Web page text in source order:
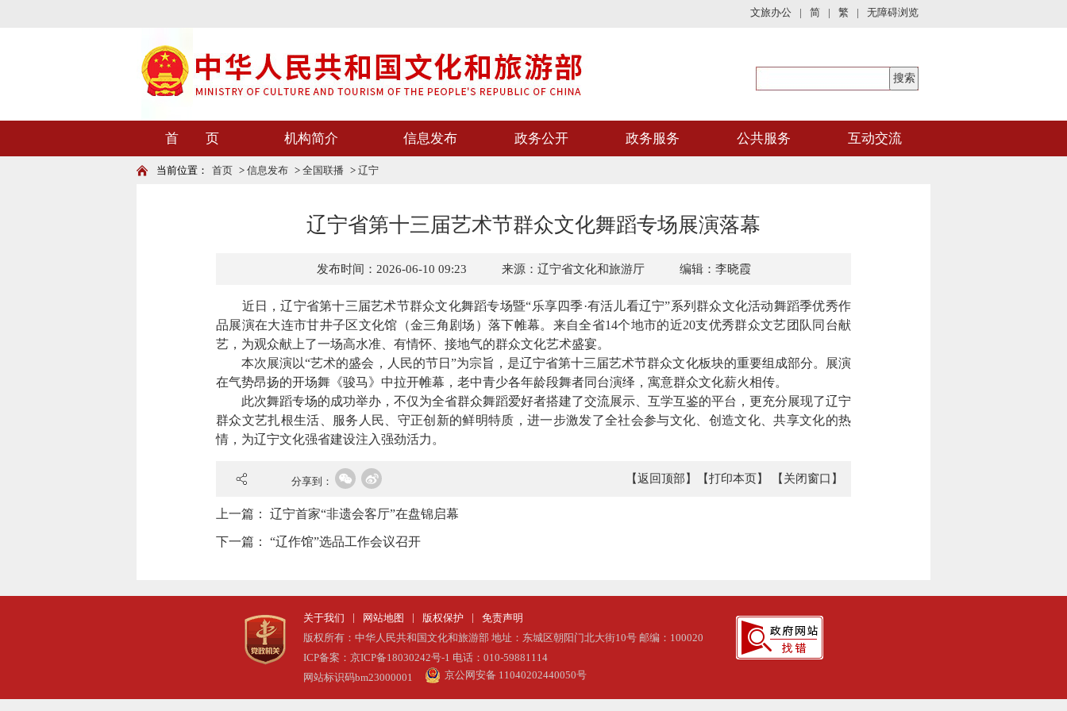
文旅办公 | 简 | 繁 | 无障碍浏览
首 页 机构简介 信息发布 政务公开 政务服务 公共服务 互动交流
当前位置： 首页 > 信息发布 > 全国联播 > 辽宁
辽宁省第十三届艺术节群众文化舞蹈专场展演落幕
发布时间：2026-06-10 09:23 来源：辽宁省文化和旅游厅 编辑：李晓霞
近日，辽宁省第十三届艺术节群众文化舞蹈专场暨“乐享四季·有活儿看辽宁”系列群众文化活动舞蹈季优秀作
品展演在大连市甘井子区文化馆（金三角剧场）落下帷幕。来自全省14个地市的近20支优秀群众文艺团队同台献
艺，为观众献上了一场高水准、有情怀、接地气的群众文化艺术盛宴。
本次展演以“艺术的盛会，人民的节日”为宗旨，是辽宁省第十三届艺术节群众文化板块的重要组成部分。展演
在气势昂扬的开场舞《骏马》中拉开帷幕，老中青少各年龄段舞者同台演绎，寓意群众文化薪火相传。
此次舞蹈专场的成功举办，不仅为全省群众舞蹈爱好者搭建了交流展示、互学互鉴的平台，更充分展现了辽宁
群众文艺扎根生活、服务人民、守正创新的鲜明特质，进一步激发了全社会参与文化、创造文化、共享文化的热
情，为辽宁文化强省建设注入强劲活力。
分享到： 【返回顶部】 【打印本页】 【关闭窗口】
上一篇： 辽宁首家“非遗会客厅”在盘锦启幕
下一篇： “辽作馆”选品工作会议召开